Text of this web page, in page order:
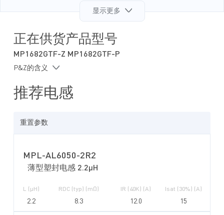
轻载条件下支持跳频操作
出色的负载瞬态性能
过温关断保护
采用 SOT563 (1.6mmx1.6mm)封装
显示更多
正在供货产品型号
MP1682GTF-Z MP1682GTF-P
P&Z的含义
推荐电感
重置参数
MPL-AL6050-2R2
薄型塑封电感 2.2µH
L (µH) RDC (typ) (mΩ) IR (40K) (A) Isat (30%) (A)
2.2 8.3 12.0 15